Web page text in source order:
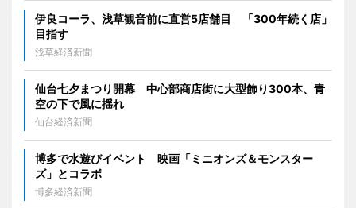
伊良コーラ、浅草観音前に直営5店舗目 「300年続く店」
目指す
浅草経済新聞
仙台七夕まつり開幕 中心部商店街に大型飾り300本、青
空の下で風に揺れ
仙台経済新聞
博多で水遊びイベント 映画「ミニオンズ＆モンスター
ズ」とコラボ
博多経済新聞